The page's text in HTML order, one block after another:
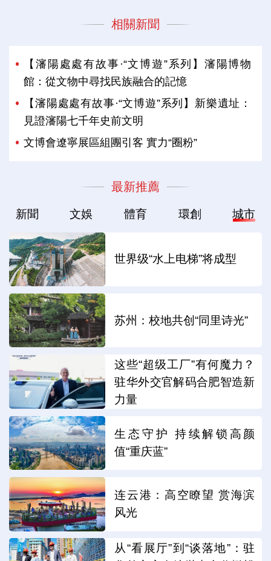
相關新聞
【瀋陽處處有故事·“文博遊”系列】瀋陽博物
館：從文物中尋找民族融合的記憶
【瀋陽處處有故事·“文博遊”系列】新樂遺址：
見證瀋陽七千年史前文明
文博會遼寧展區組團引客 實力“圈粉”
最新推薦
新聞 文娛 體育 環創 城市
世界级“水上电梯”将成型
苏州：校地共创“同里诗光”
这些“超级工厂”有何魔力？
驻华外交官解码合肥智造新
力量
生态守护 持续解锁高颜
值“重庆蓝”
连云港：高空瞭望 赏海滨
风光
从“看展厅”到“谈落地”：驻